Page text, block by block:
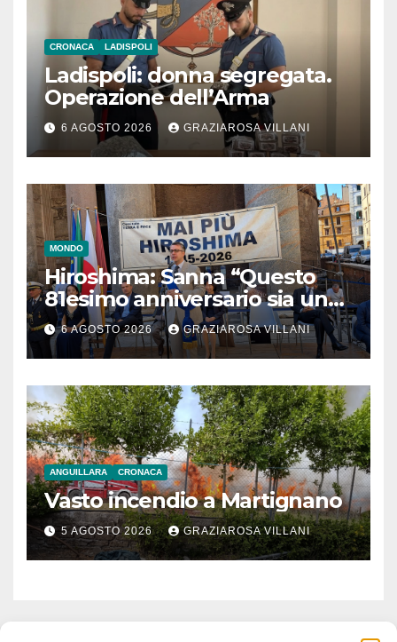
CRONACA LADISPOLI
Ladispoli: donna segregata.
Operazione dell’Arma
6 AGOSTO 2026 GRAZIAROSA VILLANI
MONDO
Hiroshima: Sanna “Questo
81esimo anniversario sia un
monito per tutti”
6 AGOSTO 2026 GRAZIAROSA VILLANI
ANGUILLARA CRONACA
Vasto incendio a Martignano
5 AGOSTO 2026 GRAZIAROSA VILLANI